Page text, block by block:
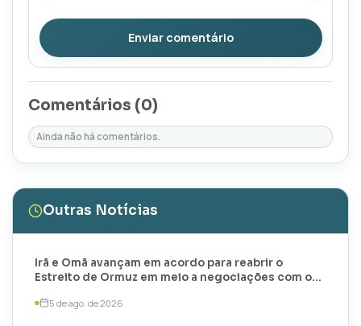
Enviar comentário
Comentários (0)
Ainda não há comentários.
Outras Notícias
Irã e Omã avançam em acordo para reabrir o
Estreito de Ormuz em meio a negociações com os
5 de ago. de 2026